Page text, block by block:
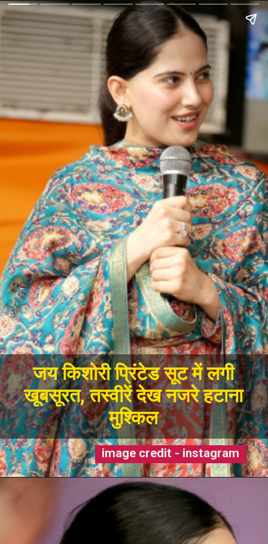
जय किशोरी प्रिंटेड सूट में लगी
खूबसूरत, तस्वीरें देख नजरे हटाना
मुश्किल
image credit - instagram